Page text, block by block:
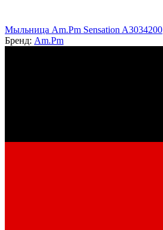
Мыльница Am.Pm Sensation A3034200
Бренд: Am.Pm